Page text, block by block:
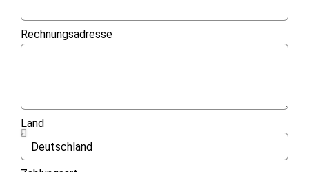
Rechnungsadresse
Land